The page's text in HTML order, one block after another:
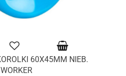
60X45MM NIEB.